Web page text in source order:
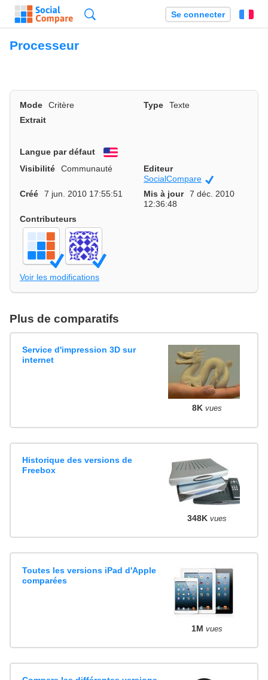
Se connecter
Processeur
Mode Critère Type
Texte
Extrait
Langue par défaut
English
Visibilité
Communauté
Editeur
SocialCompare
Créé
7 jun. 2010 17:55:51 Mis à jour
7 déc. 2010
12:36:48
Contributeurs
Voir les modifications
Plus de comparatifs
Service d'impression 3D sur
internet
8K vues
Historique des versions de
Freebox
348K vues
Toutes les versions iPad d'Apple
comparées
1M vues